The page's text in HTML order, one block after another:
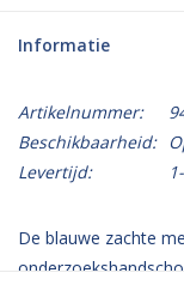
Informatie
Artikelnummer:
Beschikbaarheid:
Levertijd:
De blauwe zachte